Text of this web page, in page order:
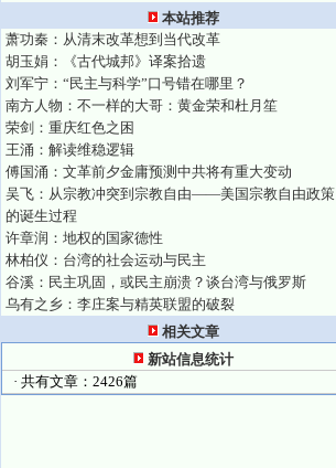
本站推荐
萧功秦：从清末改革想到当代改革
胡玉娟：《古代城邦》译案拾遗
刘军宁：“民主与科学”口号错在哪里？
南方人物：不一样的大哥：黄金荣和杜月笙
荣剑：重庆红色之困
王涌：解读维稳逻辑
傅国涌：文革前夕金庸预测中共将有重大变动
吴飞：从宗教冲突到宗教自由——美国宗教自由政策
的诞生过程
许章润：地权的国家德性
林柏仪：台湾的社会运动与民主
谷溪：民主巩固，或民主崩溃？谈台湾与俄罗斯
乌有之乡：李庄案与精英联盟的破裂
相关文章
新站信息统计
· 共有文章：2426篇